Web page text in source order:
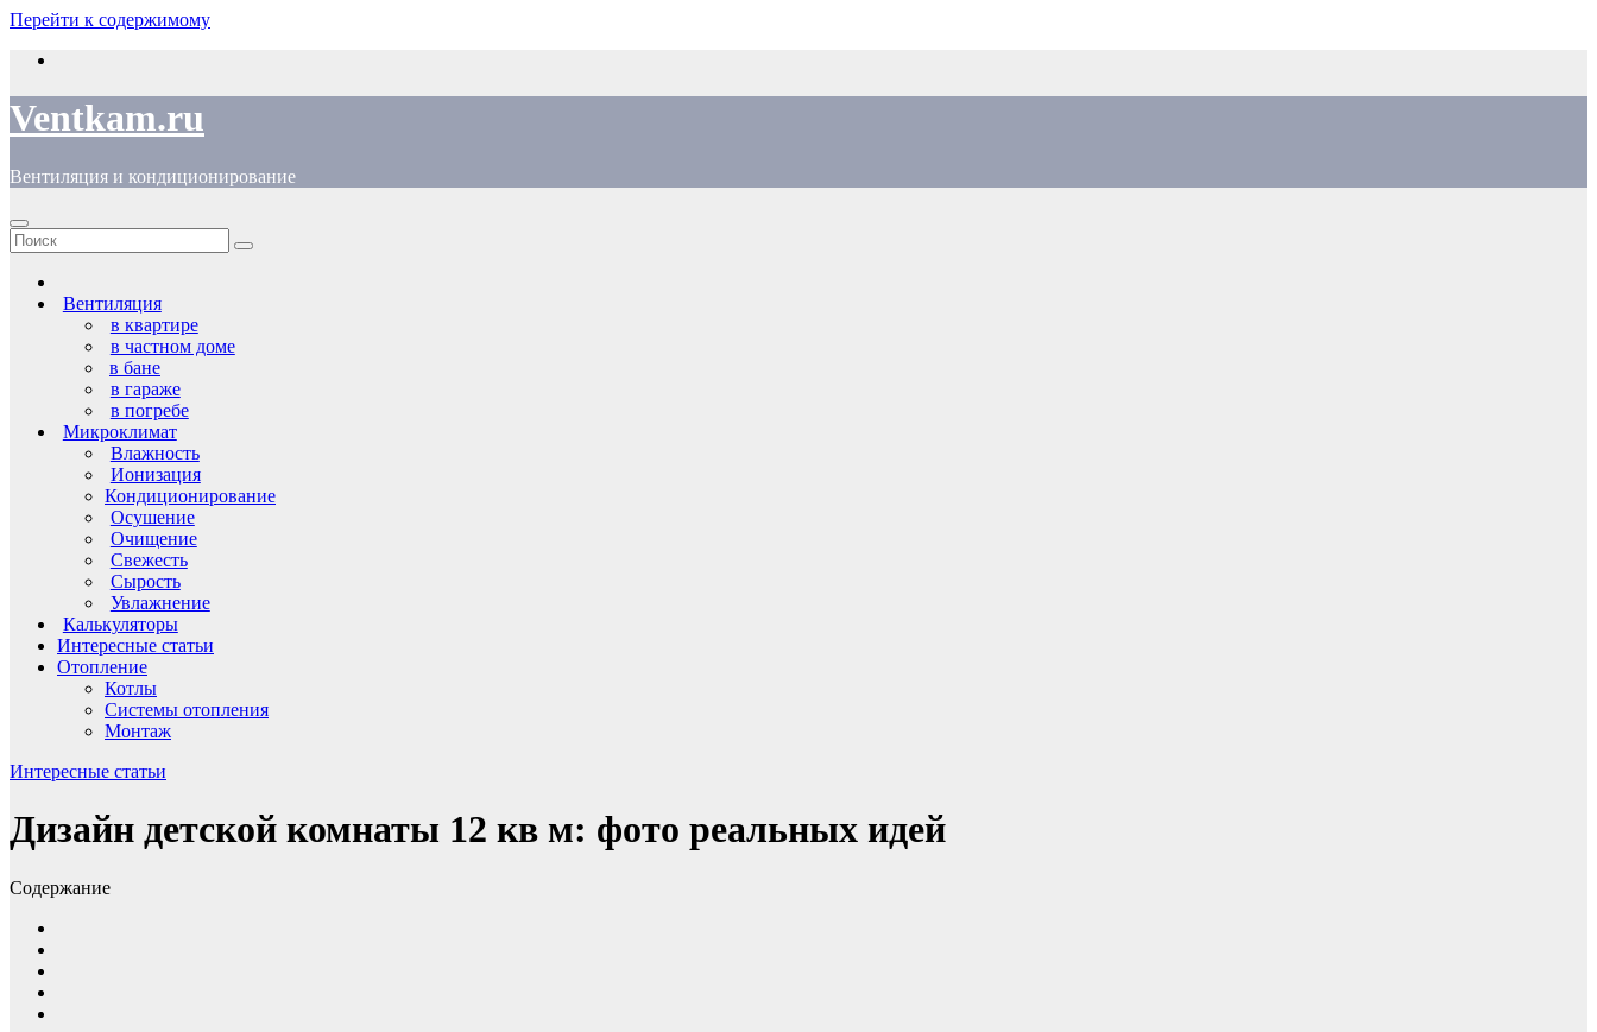
Перейти к содержимому
Ventkam.ru
Вентиляция и кондиционирование
Вентиляция
в квартире
в частном доме
в бане
в гараже
в погребе
Микроклимат
Влажность
Ионизация
Кондиционирование
Осушение
Очищение
Свежесть
Сырость
Увлажнение
Калькуляторы
Интересные статьи
Отопление
Котлы
Системы отопления
Монтаж
Интересные статьи
Дизайн детской комнаты 12 кв м: фото реальных идей
Содержание